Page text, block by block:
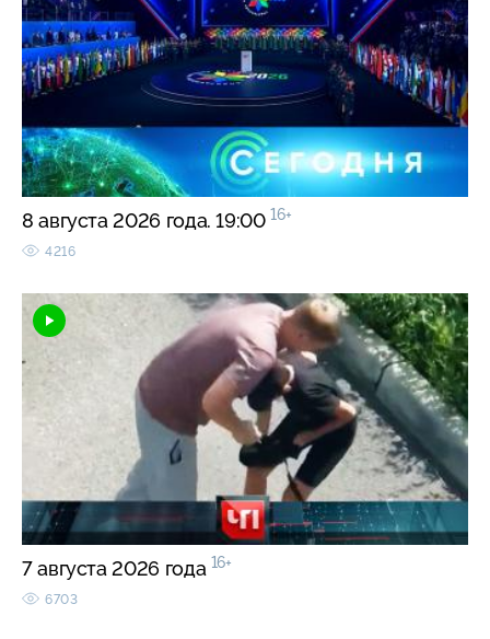
8 августа 2026 года. 19:00 16+
4216
7 августа 2026 года 16+
6703